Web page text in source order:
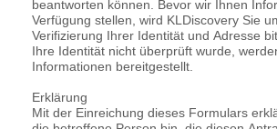
beantworten können. Bevor wir Ihnen
Verfügung stellen, wird KLDiscovery Sie
Verifizierung Ihrer Identität und Adresse
Ihre Identität nicht überprüft wurde,
Informationen bereitgestellt.
Erklärung
Mit der Einreichung dieses Formulars